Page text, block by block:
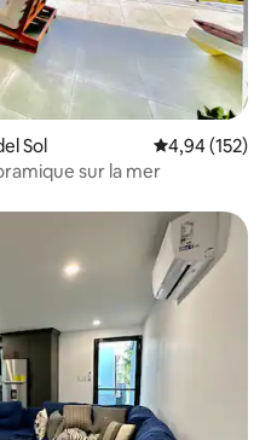
Sol Évaluation
4,94 (152)
sur la mer